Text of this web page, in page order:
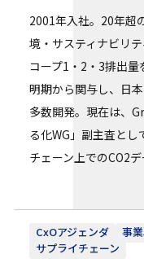
CxOアジェンダ 事
サプライチェーン
2001年入社。20年超
境・サスティナビリ
コープ1・2・3排出
明期から関与し、日
多数開発。現在は、
る化WG」副主査と
チェーン上でのCO2